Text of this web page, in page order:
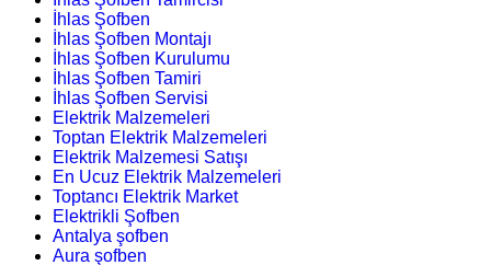
İhlas Şofben
İhlas Şofben Montajı
İhlas Şofben Kurulumu
İhlas Şofben Tamiri
İhlas Şofben Servisi
Elektrik Malzemeleri
Toptan Elektrik Malzemeleri
Elektrik Malzemesi Satışı
En Ucuz Elektrik Malzemeleri
Toptancı Elektrik Market
Elektrikli Şofben
Antalya şofben
Aura şofben